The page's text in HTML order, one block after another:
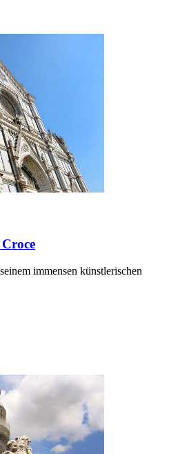
immensen künstlerischen